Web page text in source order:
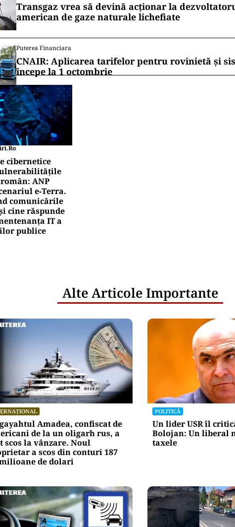
Transgaz vrea să devină acționar la
american de gaze naturale lichefiate
Puterea Financiara
CNAIR: Aplicarea tarifelor pentru rovinietă și
începe la 1 octombrie
cibernetice
ANP
e‑Terra.
comunicările
cine răspunde
IT a
publice
Alte Articole Importante
Amadea, confiscat de
de la un oligarh rus, a
scos la vânzare. Noul
a scos din conturi 187
de dolari
POLITICĂ
Un lider USR îl
Bolojan: Un liberal
taxele